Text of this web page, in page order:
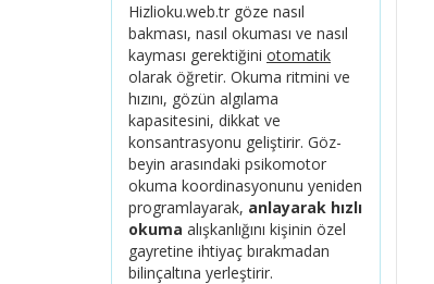
Hizlioku.web.tr göze nasıl
bakması, nasıl okuması ve nasıl
kayması gerektiğini otomatik
olarak öğretir. Okuma ritmini ve
hızını, gözün algılama
kapasitesini, dikkat ve
konsantrasyonu geliştirir. Göz-
beyin arasındaki psikomotor
okuma koordinasyonunu yeniden
programlayarak, anlayarak hızlı
okuma alışkanlığını kişinin özel
gayretine ihtiyaç bırakmadan
bilinçaltına yerleştirir.